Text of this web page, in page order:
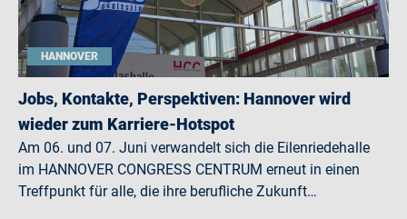
HANNOVER
Jobs, Kontakte, Perspektiven: Hannover wird
wieder zum Karriere-Hotspot
Am 06. und 07. Juni verwandelt sich die Eilenriedehalle
im HANNOVER CONGRESS CENTRUM erneut in einen
Treffpunkt für alle, die ihre berufliche Zukunft…